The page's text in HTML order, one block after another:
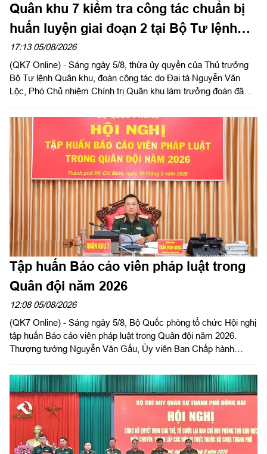
Quân khu 7 kiểm tra công tác chuẩn bị
huấn luyện giai đoạn 2 tại Bộ Tư lệnh
Thành phố Hồ Chí Minh
17:13 05/08/2026
(QK7 Online) - Sáng ngày 5/8, thừa ủy quyền của Thủ trưởng
Bộ Tư lệnh Quân khu, đoàn công tác do Đại tá Nguyễn Văn
Lộc, Phó Chủ nhiệm Chính trị Quân khu làm trưởng đoàn đã
năm 2026 tại Trung đoàn Minh Đạm và Ban Chỉ huy Quân sự
(CHQS) phường Tam Long (Bộ Tư lệnh TP Hồ Chí Minh).
Tập huấn Báo cáo viên pháp luật trong
Quân đội năm 2026
12:08 05/08/2026
(QK7 Online) - Sáng ngày 5/8, Bộ Quốc phòng tổ chức Hội nghị
tập huấn Báo cáo viên pháp luật trong Quân đội năm 2026.
Thượng tướng Nguyễn Văn Gấu, Ủy viên Ban Chấp hành
Bộ Quốc phòng, Chủ tịch Hội đồng Phổ biến, giáo dục pháp luật
Bộ Quốc phòng chủ trì hội nghị. Hội nghị được tổ chức bằng
hình thức trực tiếp kết hợp với trực tuyến tại 122 điểm cầu
trong toàn quân.